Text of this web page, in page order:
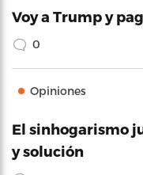
Voy a Trump y
0
Opiniones
El sinhogarismo
y solución